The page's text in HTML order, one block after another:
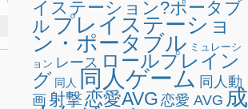
イステーション?ポータブ
ル プレイステーショ
ン・ポータブル ミュレーシ
ョン レース ロールプレイン
グ 同人 同人ゲーム 同人動
画射撃恋愛AVG 恋愛 AVG 成